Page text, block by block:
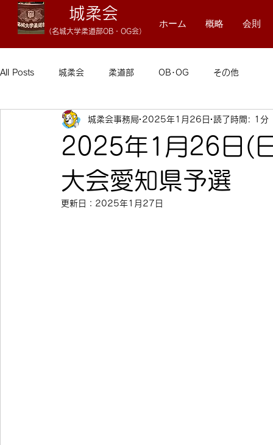
城柔会
（名城大学柔道部OB・OG会）
ホーム 概略 会則
All Posts 城柔会 柔道部 OB･OG その他
2025年1月26日(
大会愛知県予選
城柔会事務局 2025年1月26日 読了時間: 1分
更新日： 2025年1月27日